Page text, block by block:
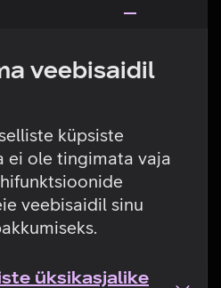
veebisaidil
küpsiste
ei ole tingimata vaja
veebisaidil sinu
üksikasjalike
viga